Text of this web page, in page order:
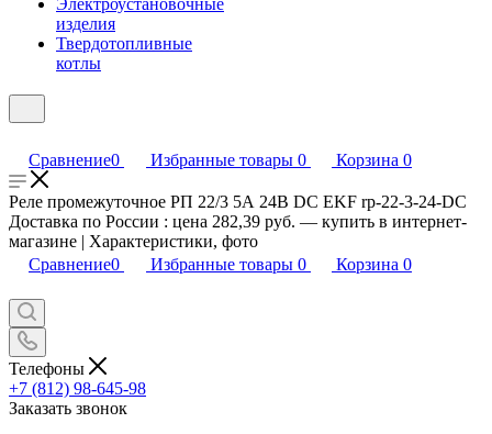
Электроустановочные
изделия
Твердотопливные
котлы
Сравнение0 Избранные товары 0 Корзина 0
Реле промежуточное РП 22/3 5А 24В DC EKF rp-22-3-24-DC
Доставка по России : цена 282,39 руб. — купить в интернет-
магазине | Характеристики, фото
Сравнение0 Избранные товары 0 Корзина 0
Телефоны
+7 (812) 98-645-98
Заказать звонок